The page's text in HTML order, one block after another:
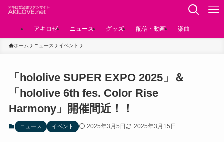
アキロゼ ニュース グッズ 配信・動画 楽曲
ホーム ニュース イベント
「hololive SUPER EXPO 2025」＆
「hololive 6th fes. Color Rise
Harmony」開催間近！！
ニュース イベント 2025年3月5日 2025年3月15日